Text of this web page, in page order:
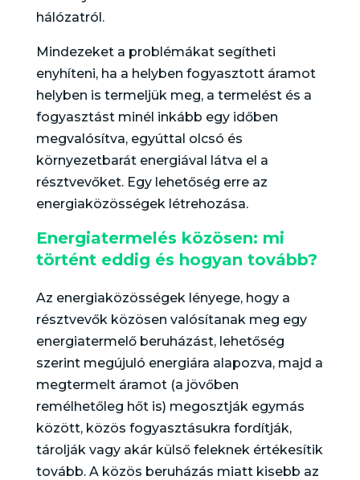
hálózatról.
Mindezeket a problémákat segítheti
enyhíteni, ha a helyben fogyasztott áramot
helyben is termeljük meg, a termelést és a
fogyasztást minél inkább egy időben
megvalósítva, egyúttal olcsó és
környezetbarát energiával látva el a
résztvevőket. Egy lehetőség erre az
energiaközösségek létrehozása.
Energiatermelés közösen: mi
történt eddig és hogyan tovább?
Az energiaközösségek lényege, hogy a
résztvevők közösen valósítanak meg egy
energiatermelő beruházást, lehetőség
szerint megújuló energiára alapozva, majd a
megtermelt áramot (a jövőben
remélhetőleg hőt is) megosztják egymás
között, közös fogyasztásukra fordítják,
tárolják vagy akár külső feleknek értékesítik
tovább. A közös beruházás miatt kisebb az